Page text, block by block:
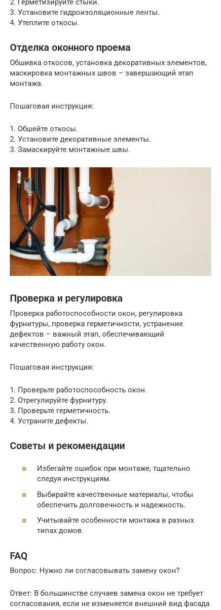
2. Герметизируйте стыки.
3. Установите гидроизоляционные ленты.
4. Утеплите откосы.
Отделка оконного проема
Обшивка откосов, установка декоративных элементов,
маскировка монтажных швов – завершающий этап
монтажа.
Пошаговая инструкция:
1. Обшейте откосы.
2. Установите декоративные элементы.
3. Замаскируйте монтажные швы.
Проверка и регулировка
Проверка работоспособности окон, регулировка
фурнитуры, проверка герметичности, устранение
дефектов – важный этап, обеспечивающий
качественную работу окон.
Пошаговая инструкция:
1. Проверьте работоспособность окон.
2. Отрегулируйте фурнитуру.
3. Проверьте герметичность.
4. Устраните дефекты.
Советы и рекомендации
Избегайте ошибок при монтаже, тщательно
следуя инструкциям.
Выбирайте качественные материалы, чтобы
обеспечить долговечность и надежность.
Учитывайте особенности монтажа в разных
типах домов.
FAQ
Вопрос: Нужно ли согласовывать замену окон?
Ответ: В большинстве случаев замена окон не требует
согласования, если не изменяется внешний вид фасада